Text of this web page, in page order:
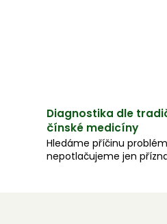
Diagnostika dle
čínské medicíny
Hledáme příčinu
nepotlačujeme jen